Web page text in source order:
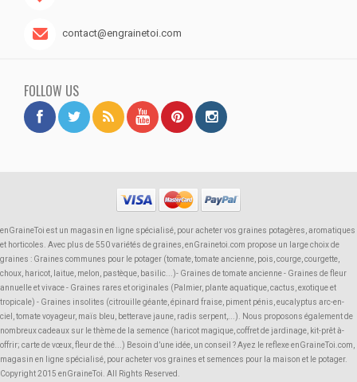
contact@engrainetoi.com
FOLLOW US
enGraineToi est un magasin en ligne spécialisé, pour acheter vos graines potagères, aromatiques
et horticoles. Avec plus de 550 variétés de graines, enGrainetoi.com propose un large choix de
graines : Graines communes pour le potager (tomate, tomate ancienne, pois, courge, courgette,
choux, haricot, laitue, melon, pastèque, basilic...)- Graines de tomate ancienne - Graines de fleur
annuelle et vivace - Graines rares et originales (Palmier, plante aquatique, cactus, exotique et
tropicale) - Graines insolites (citrouille géante, épinard fraise, piment pénis, eucalyptus arc-en-
ciel, tomate voyageur, maïs bleu, betterave jaune, radis serpent,...). Nous proposons également de
nombreux cadeaux sur le thème de la semence (haricot magique, coffret de jardinage, kit-prêt à-
offrir; carte de vœux, fleur de thé...) Besoin d’une idée, un conseil ? Ayez le reflexe enGraineToi.com,
magasin en ligne spécialisé, pour acheter vos graines et semences pour la maison et le potager.
Copyright 2015 enGraineToi. All Rights Reserved.